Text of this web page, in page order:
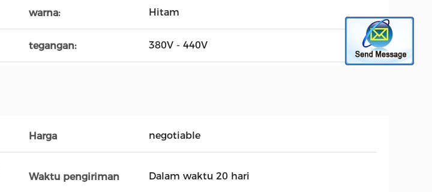
warna: Hitam
tegangan: 380V - 440V
Harga negotiable
Waktu pengiriman Dalam waktu 20 hari